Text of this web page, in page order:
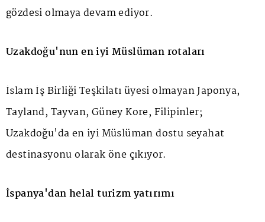
gözdesi olmaya devam ediyor.
Uzakdoğu'nun en iyi Müslüman rotaları
İslam İş Birliği Teşkilatı üyesi olmayan Japonya,
Tayland, Tayvan, Güney Kore, Filipinler;
Uzakdoğu'da en iyi Müslüman dostu seyahat
destinasyonu olarak öne çıkıyor.
İspanya'dan helal turizm yatırımı